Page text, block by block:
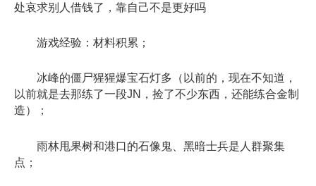
处哀求别人借钱了，靠自己不是更好吗
游戏经验：材料积累；
冰峰的僵尸猩猩爆宝石灯多（以前的，现在不知道，
以前就是去那练了一段JN，捡了不少东西，还能练合金制
造）；
雨林甩果树和港口的石像鬼、黑暗士兵是人群聚集
点；